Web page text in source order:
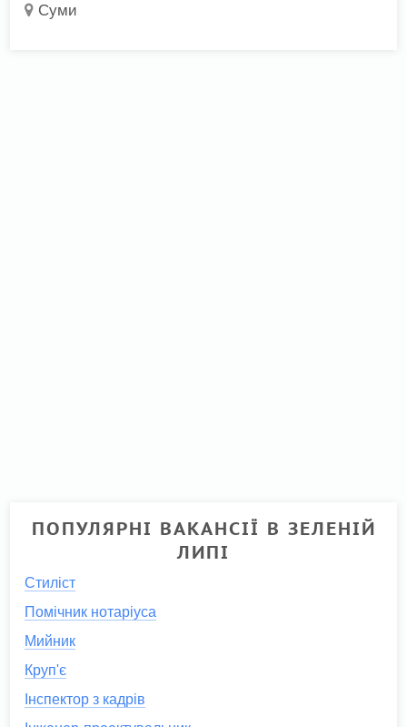
Суми
ПОПУЛЯРНІ ВАКАНСІЇ В ЗЕЛЕНІЙ
ЛИПІ
Стиліст
Помічник нотаріуса
Мийник
Круп'є
Інспектор з кадрів